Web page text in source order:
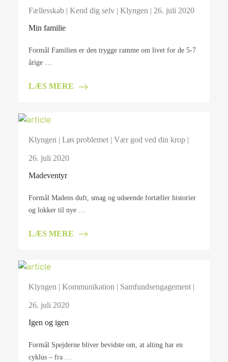
Fællesskab| Kend dig selv| Klyngen | 26. juli 2020
Min familie
Formål Familien er den trygge ramme om livet for de 5-7
årige …
LÆS MERE
Klyngen | Løs problemet| Vær god ved din krop|
26. juli 2020
Madeventyr
Formål Madens duft, smag og udseende fortæller historier
og lokker til nye …
LÆS MERE
Klyngen | Kommunikation | Samfundsengagement|
26. juli 2020
Igen og igen
Formål Spejderne bliver bevidste om, at alting har en
cyklus – fra …